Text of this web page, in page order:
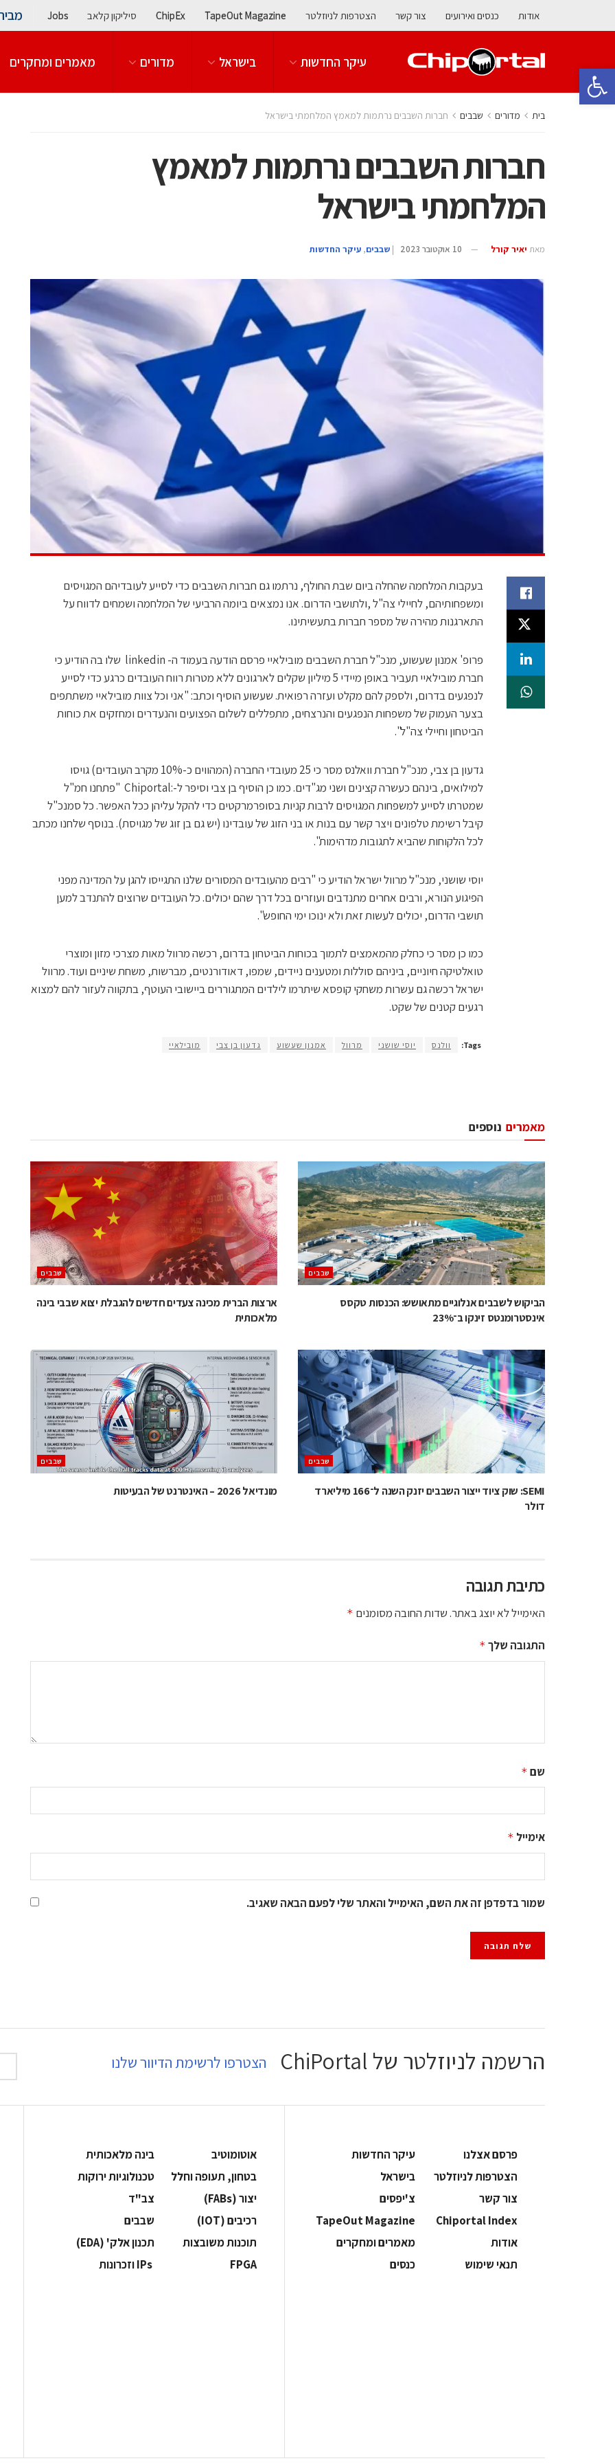
פתח סרגל נגישות
אודות כנסים ואירועים צור קשר הצטרפות לניוזלטר TapeOut Magazine
ChipEx סיליקון קלאב Jobs
עיקר החדשות בישראל מדורים מאמרים ומחקרים
בית מדורים ‫שבבים‬ חברות השבבים נרתמות למאמץ המלחמתי בישראל
חברות השבבים נרתמות למאמץ
המלחמתי בישראל
מאת יאיר קורל 10 אוקטובר 2023 | ‫שבבים‬, עיקר החדשות
בעקבות המלחמה שהחלה ביום שבת החולף, נרתמו גם חברות השבבים כדי לסייע לעובדיהם המגויסים
ומשפחותיהם, לחיילי צה"ל ,ולתושבי הדרום. אנו נמצאים ביומה הרביעי של המלחמה ושמחים לדווח על
התארגנות מהירה של מספר חברות בתעשיתינו.
פרופ' אמנון שעשוע, מנכ"ל חברת השבבים מובילאיי פרסם הודעה בעמוד ה- linkedin שלו בה הודיע כי
חברת מובילאיי תעביר באופן מיידי 5 מיליון שקלים לארגונים ללא מטרות רווח העובדים כרגע כדי לסייע
לנפגעים בדרום, ולספק להם מקלט ועזרה רפואית. שעשוע הוסיף וכתב: "אני וכל צוות מובילאיי משתתפים
בצער העמוק של משפחות הנפגעים והנרצחים, מתפללים לשלום הפצועים והנעדרים ומחזקים את כוחות
הביטחון וחיילי צה"ל".
גדעון בן צבי, מנכ"ל חברת וואלנס מסר כי 25 מעובדי החברה (המהווים כ-10% מקרב העובדים) גויסו
למילואים, בינהם כעשרה קצינים ושני מג"דים. כמו כן הוסיף בן צבי וסיפר ל-:Chiportal "פתחנו חמ"ל
שמטרתו לסייע למשפחות המגויסים לרבות קניות בסופרמרקטים כדי להקל עליהן ככל האפשר. כל סמנכ"ל
קיבל רשימת טלפונים ויצר קשר עם בנות או בני הזוג של עובדינו (יש גם בן זוג של מגויסת). בנוסף שלחנו מכתב
לכל הלקוחות שהביא לתגובות מדהימות".
יוסי שושני, מנכ"ל מרוול ישראל הודיע כי "רבים מהעובדים המסורים שלנו התגייסו להגן על המדינה מפני
הפיגוע הנורא, ורבים אחרים מתנדבים ועוזרים בכל דרך שהם יכולים. כל העובדים שרוצים להתנדב למען
תושבי הדרום, יכולים לעשות זאת ולא ינוכו ימי החופש".
כמו כן מסר כי כחלק מהמאמצים לתמוך בכוחות הביטחון בדרום, רכשה מרוול מאות מצרכי מזון ומוצרי
טואלטיקה חיוניים, ביניהם סוללות ומטענים ניידים, שמפו, דאודורנטים, מברשות, משחת שיניים ועוד. מרוול
ישראל רכשה גם עשרות משחקי קופסא שיתרמו לילדים המתגוררים ביישובי העוטף, בתקווה לעזור להם למצוא
רגעים קטנים של שקט.
Tags: וולנס יוסי שושני מרוול אמנון שעשוע גדעון בן צבי מובילאיי
נוספים מאמרים
‫שבבים‬
הביקוש לשבבים אנלוגיים מתאושש: הכנסות טקסס
אינסטרומנטס זינקו ב־23%
‫שבבים‬
ארצות הברית מכינה צעדים חדשים להגבלת יצוא שבבי בינה
מלאכותית
‫שבבים‬
SEMI: שוק ציוד ייצור השבבים יזנק השנה ל־166 מיליארד
דולר
‫שבבים‬
מונדיאל 2026 – האינטרנט של הבעיטות
כתיבת תגובה
האימייל לא יוצג באתר.שדות החובה מסומנים *
התגובה שלך *
שם *
אימייל *
שמור בדפדפן זה את השם, האימייל והאתר שלי לפעם הבאה שאגיב.
הרשמה לניוזלטר של ChiPortal הצטרפו לרשימת הדיוור שלנו
פרסם אצלנו
עיקר החדשות
הצטרפות לניוזלטר
בישראל
צור קשר
צ'יפסים
Chiportal Index
TapeOut Magazine
אודות
מאמרים ומחקרים
תנאי שימוש
כנסים
אוטומוטיב
בינה מלאכותית
בטחון, תעופה וחלל
‫טכנולוגיות ירוקות‬
‫יצור (‪(FABs‬‬
‫צב"ד‬
‫רכיבים‬ (IOT)
‫שבבים‬
‫תוכנות משובצות‬
‫תכנון אלק' (‪(EDA‬‬
‫‪FPGA‬‬
‫ ‪וזכרונות IPs‬‬